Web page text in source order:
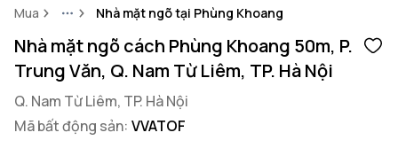
Mua MoreNhà mặt ngõ tại Phùng Khoang
Nhà mặt ngõ cách Phùng Khoang 50m, P.
Trung Văn, Q. Nam Từ Liêm, TP. Hà Nội
Q. Nam Từ Liêm, TP. Hà Nội
Mã bất động sản: VVATOF